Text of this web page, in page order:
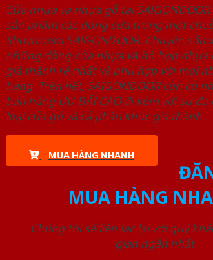
Cửa nhựa và nhựa gỗ tại
sản phẩm các dòng cửa trong một
Showroom SAIGONDOOR. Chuyên
những dòng cửa nhựa và hỗ hợp nhựa
giá thành rẻ nhất và phù hợp với mọi
hàng. Trên hết, SAIGONDOOR còn có
bán hàng ƯU ĐÃI CAO đi kèm với sự
loại cửa gỗ và cả phân khúc giá thành.
MUA HÀNG NHANH
MUA HÀNG
Chúng tôi sẽ liên lạc lại với quý
gian ngắn nhất